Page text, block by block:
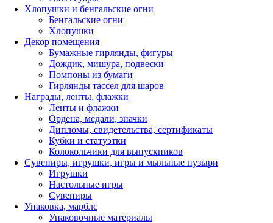
Хлопушки и бенгальские огни
Бенгальские огни
Хлопушки
Декор помещения
Бумажные гирлянды, фигуры
Дождик, мишура, подвески
Помпоны из бумаги
Гирлянды тассел для шаров
Награды, ленты, флажки
Ленты и флажки
Ордена, медали, значки
Дипломы, свидетельства, сертификаты
Кубки и статуэтки
Колокольчики для выпускников
Сувениры, игрушки, игры и мыльные пузыри
Игрушки
Настольные игры
Сувениры
Упаковка, марблс
Упаковочные материалы